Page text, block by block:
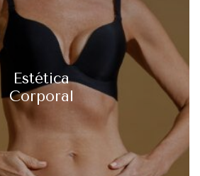
Estética
Corporal